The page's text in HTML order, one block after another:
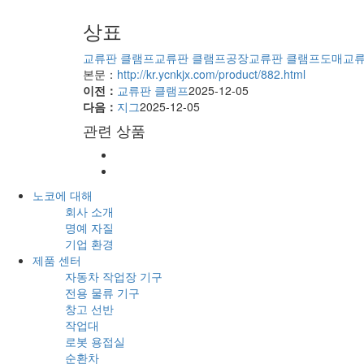
상표
교류판 클램프 교류판 클램프공장교류판 클램프도매 교
본문： http://kr.ycnkjx.com/product/882.html
이전： 교류판 클램프2025-12-05
다음： 지그2025-12-05
관련 상품
노코에 대해
회사 소개
명예 자질
기업 환경
제품 센터
자동차 작업장 기구
전용 물류 기구
창고 선반
작업대
로봇 용접실
순환차